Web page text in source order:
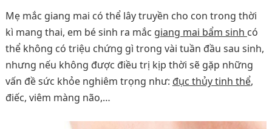
Mẹ mắc giang mai có thể lây truyền cho con trong thời
kì mang thai, em bé sinh ra mắc giang mai bẩm sinh có
thể không có triệu chứng gì trong vài tuần đầu sau sinh,
nhưng nếu không được điều trị kịp thời sẽ gặp những
vấn đề sức khỏe nghiêm trọng như: đục thủy tinh thể,
điếc, viêm màng não,…